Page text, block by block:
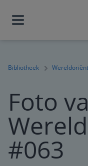
Bibliotheek
Foto
#063